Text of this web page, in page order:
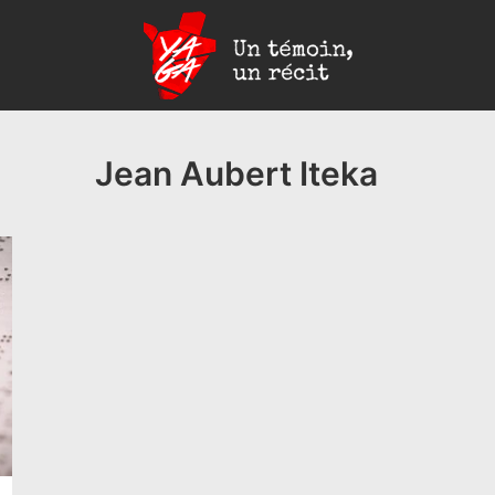
Yaga
Burundi
Jean Aubert Iteka